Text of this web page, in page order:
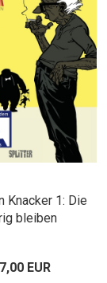
Knacker 1: Die
bleiben
EUR